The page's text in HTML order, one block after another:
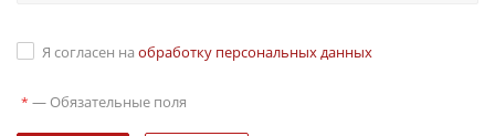
Я согласен на обработку персональных данных
* — Обязательные поля